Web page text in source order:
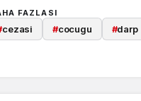
FAZLASI
cezasi #cocugu #darp